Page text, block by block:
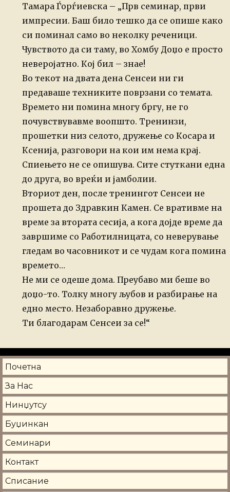
Тамара Ѓорѓиевска – „Прв семинар, први
импресии. Баш било тешко да се опише како
си поминал само во неколку реченици.
Чувството да си таму, во Хомбу Доџо е просто
неверојатно. Кој бил – знае!
Во текот на двата дена Сенсеи ни ги
предаваше техниките поврзани со темата.
Времето ни помина многу бргу, не го
почувствувавме воопшто. Тренинзи,
прошетки низ селото, дружење со Косара и
Ксенија, разговори на кои им нема крај.
Спиењето не се опишува. Сите стуткани една
до друга, во вреќи и јамболии.
Вториот ден, после тренингот Сенсеи не
прошета до Здравкин Камен. Се вративме на
време за втората сесија, а кога дојде време да
завршиме со Работилницата, со неверување
гледам во часовникот и се чудам кога помина
времето…
Не ми се одеше дома. Преубаво ми беше во
доџо-то. Толку многу љубов и разбирање на
едно место. Незаборавно дружење.
Ти благодарам Сенсеи за се!“
Почетна
За Нас
Нинџутсу
Буџинкан
Семинари
Контакт
Списание